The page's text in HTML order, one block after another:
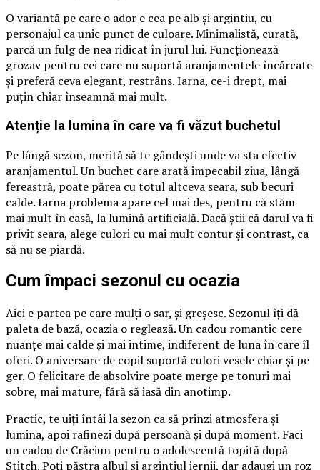
O variantă pe care o ador e cea pe alb și argintiu, cu
personajul ca unic punct de culoare. Minimalistă, curată,
parcă un fulg de nea ridicat în jurul lui. Funcționează
grozav pentru cei care nu suportă aranjamentele încărcate
și preferă ceva elegant, restrâns. Iarna, ce-i drept, mai
puțin chiar înseamnă mai mult.
Atenție la lumina în care va fi văzut buchetul
Pe lângă sezon, merită să te gândești unde va sta efectiv
aranjamentul. Un buchet care arată impecabil ziua, lângă
fereastră, poate părea cu totul altceva seara, sub becuri
calde. Iarna problema apare cel mai des, pentru că stăm
mai mult în casă, la lumină artificială. Dacă știi că darul va fi
privit seara, alege culori cu mai mult contur și contrast, ca
să nu se piardă.
Cum împaci sezonul cu ocazia
Aici e partea pe care mulți o sar, și greșesc. Sezonul îți dă
paleta de bază, ocazia o reglează. Un cadou romantic cere
nuanțe mai calde și mai intime, indiferent de luna în care îl
oferi. O aniversare de copil suportă culori vesele chiar și pe
ger. O felicitare de absolvire poate merge pe tonuri mai
sobre, mai mature, fără să iasă din anotimp.
Practic, te uiți întâi la sezon ca să prinzi atmosfera și
lumina, apoi rafinezi după persoană și după moment. Faci
un cadou de Crăciun pentru o adolescentă topită după
Stitch. Poți păstra albul și argintiul iernii, dar adaugi un roz